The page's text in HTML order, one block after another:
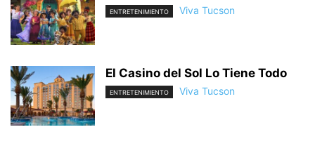
ENTRETENIMIENTO Viva Tucson
El Casino del Sol Lo Tiene Todo
ENTRETENIMIENTO Viva Tucson